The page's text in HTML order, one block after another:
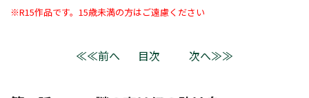
※R15作品です。15歳未満の方はご遠慮ください
≪≪前へ 目次 次へ≫≫